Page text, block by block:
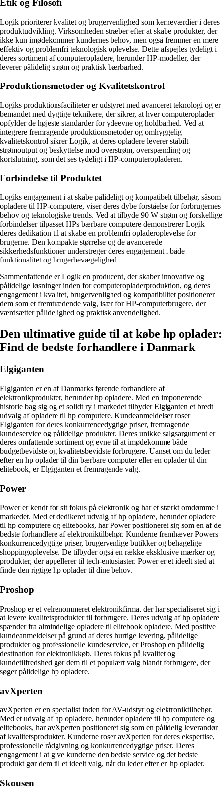
Etik og Filosofi
Logik prioriterer kvalitet og brugervenlighed som kerneværdier i deres
produktudvikling. Virksomheden stræber efter at skabe produkter, der
ikke kun imødekommer kundernes behov, men også fremmer en mere
effektiv og problemfri teknologisk oplevelse. Dette afspejles tydeligt i
deres sortiment af computeropladere, herunder HP-modeller, der
leverer pålidelig strøm og praktisk bærbarhed.
Produktionsmetoder og Kvalitetskontrol
Logiks produktionsfaciliteter er udstyret med avanceret teknologi og er
bemandet med dygtige teknikere, der sikrer, at hver computeroplader
opfylder de højeste standarder for ydeevne og holdbarhed. Ved at
integrere fremragende produktionsmetoder og omhyggelig
kvalitetskontrol sikrer Logik, at deres opladere leverer stabilt
strømoutput og beskyttelse mod overstrøm, overspænding og
kortslutning, som det ses tydeligt i HP-computeropladeren.
Forbindelse til Produktet
Logiks engagement i at skabe pålideligt og kompatibelt tilbehør, såsom
opladere til HP-computere, viser deres dybe forståelse for forbrugernes
behov og teknologiske trends. Ved at tilbyde 90 W strøm og forskellige
forbindelser tilpasset HPs bærbare computere demonstrerer Logik
deres dedikation til at skabe en problemfri opladeroplevelse for
brugerne. Den kompakte størrelse og de avancerede
sikkerhedsfunktioner understreger deres engagement i både
funktionalitet og brugerbevægelighed.
Sammenfattende er Logik en producent, der skaber innovative og
pålidelige løsninger inden for computeropladerproduktion, og deres
engagement i kvalitet, brugervenlighed og kompatibilitet positionerer
dem som et fremtrædende valg, især for HP-computerbrugere, der
værdsætter pålidelighed og praktisk anvendelighed.
Den ultimative guide til at købe hp oplader:
Find de bedste forhandlere i Danmark
Elgiganten
Elgiganten er en af Danmarks førende forhandlere af
elektronikprodukter, herunder hp opladere. Med en imponerende
historie bag sig og et solidt ry i markedet tilbyder Elgiganten et bredt
udvalg af opladere til hp computere. Kundeanmeldelser roser
Elgiganten for deres konkurrencedygtige priser, fremragende
kundeservice og pålidelige produkter. Deres unikke salgsargument er
deres omfattende sortiment og evne til at imødekomme både
budgetbevidste og kvalitetsbevidste forbrugere. Uanset om du leder
efter en hp oplader til din bærbare computer eller en oplader til din
elitebook, er Elgiganten et fremragende valg.
Power
Power er kendt for sit fokus på elektronik og har et stærkt omdømme i
markedet. Med et dedikeret udvalg af hp opladere, herunder opladere
til hp computere og elitebooks, har Power positioneret sig som en af de
bedste forhandlere af elektroniktilbehør. Kunderne fremhæver Powers
konkurrencedygtige priser, brugervenlige butikker og behagelige
shoppingoplevelse. De tilbyder også en række eksklusive mærker og
produkter, der appellerer til tech-entusiaster. Power er et ideelt sted at
finde den rigtige hp oplader til dine behov.
Proshop
Proshop er et velrenommeret elektronikfirma, der har specialiseret sig i
at levere kvalitetsprodukter til forbrugere. Deres udvalg af hp opladere
spænder fra almindelige opladere til elitebook opladere. Med positive
kundeanmeldelser på grund af deres hurtige levering, pålidelige
produkter og professionelle kundeservice, er Proshop en pålidelig
destination for elektronikkøb. Deres fokus på kvalitet og
kundetilfredshed gør dem til et populært valg blandt forbrugere, der
søger pålidelige hp opladere.
avXperten
avXperten er en specialist inden for AV-udstyr og elektroniktilbehør.
Med et udvalg af hp opladere, herunder opladere til hp computere og
elitebooks, har avXperten positioneret sig som en pålidelig leverandør
af kvalitetsprodukter. Kunderne roser avXperten for deres ekspertise,
professionelle rådgivning og konkurrencedygtige priser. Deres
engagement i at give kunderne den bedste service og det bedste
produkt gør dem til et ideelt valg, når du leder efter en hp oplader.
Skousen